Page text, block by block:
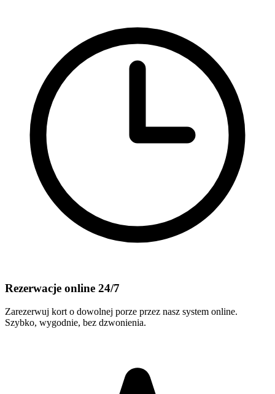
Rezerwacje online 24/7
Zarezerwuj kort o dowolnej porze przez nasz system online.
Szybko, wygodnie, bez dzwonienia.